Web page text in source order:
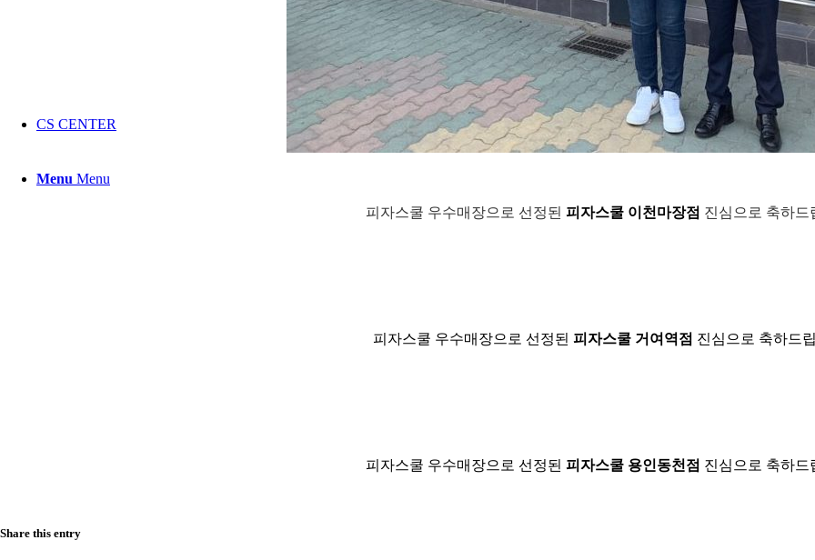
CS CENTER
Menu Menu
피자스쿨 우수매장으로 선정된 피자스쿨 이천마장점 진심으로 축하드
피자스쿨 우수매장으로 선정된 피자스쿨 거여역점 진심으로 축하드
피자스쿨 우수매장으로 선정된 피자스쿨 용인동천점 진심으로 축하드
Share this entry